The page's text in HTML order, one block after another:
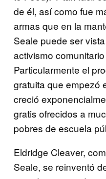
de él, así como fue
armas que en la
Seale puede ser
activismo
Particularmente el
gratuita que empezó
creció
gratis ofrecidos a
pobres de escuela
Eldridge Cleaver,
Seale, se reinventó